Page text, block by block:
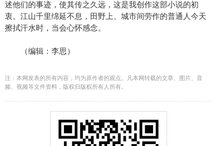
述他们的事迹，使其传之久远，这是我创作这部小说的初
衷。江山千里绵延不息，田野上、城市间劳作的普通人今天
擦拭汗水时，当会心怀感念。
（编辑：李思）
注：本网发表的所有内容，均为原作者的观点。凡本网转载的文章、图片、音
频、视频等文件资料，版权归版权所有人所有。